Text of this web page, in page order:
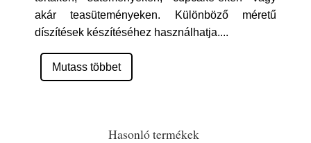
akár teasüteményeken. Különböző méretű
díszítések készítéséhez használhatja....
Mutass többet
Hasonló termékek